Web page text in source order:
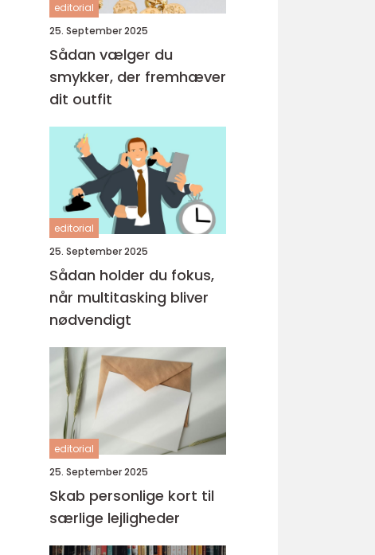
editorial
25. September 2025
Sådan vælger du
smykker, der fremhæver
dit outfit
editorial
25. September 2025
Sådan holder du fokus,
når multitasking bliver
nødvendigt
editorial
25. September 2025
Skab personlige kort til
særlige lejligheder